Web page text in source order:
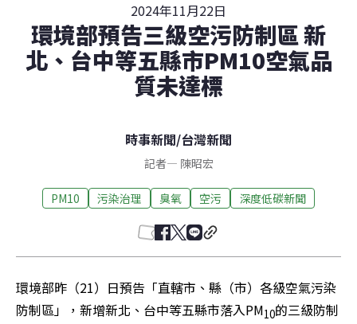
2024年11月22日
環境部預告三級空污防制區 新
北、台中等五縣市PM10空氣品
質未達標
時事新聞/台灣新聞
記者— 陳昭宏
PM10 污染治理 臭氧 空污 深度低碳新聞
環境部昨（21）日預告「直轄市、縣（市）各級空氣污染
防制區」，新增新北、台中等五縣市落入PM10的三級防制